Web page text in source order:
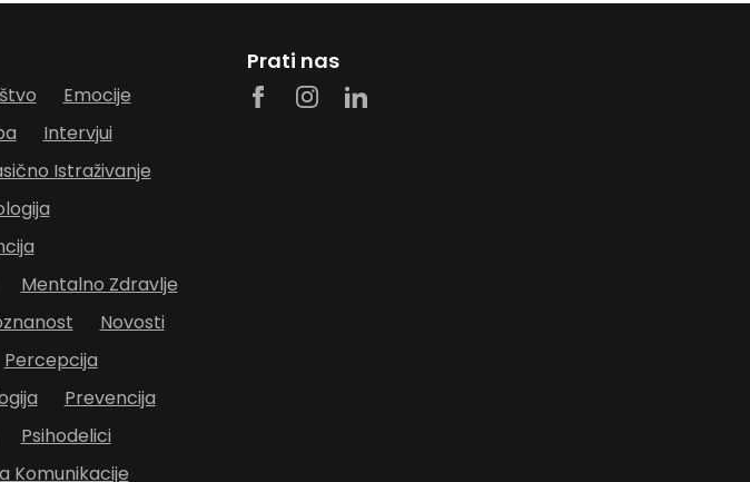
Emocije
Intervjui
Istraživanje
Mentalno Zdravlje
Novosti
Percepcija
Prevencija
Psihodelici
Komunikacije
Prati nas